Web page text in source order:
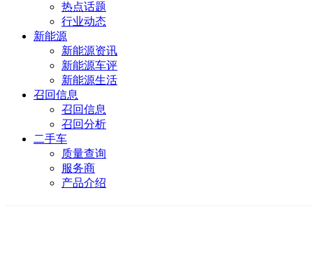
热点话题
行业动态
新能源
新能源资讯
新能源车评
新能源生活
召回信息
召回信息
召回分析
二手车
质量查询
服务商
产品介绍